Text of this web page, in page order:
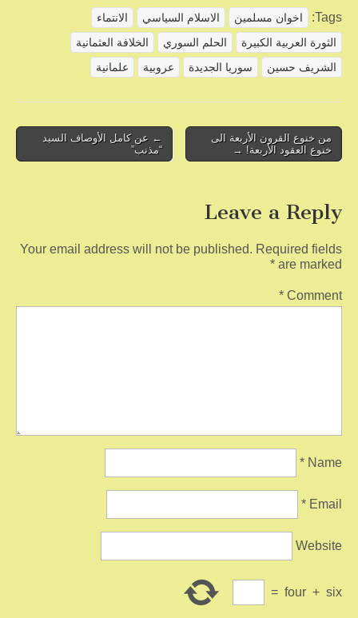
c
e
b
k
tt
er
ail
ar
e
Tags: اخوان مسلمين الاسلام السياسي
الانتماء
الثورة العربية الكبيرة
الحلم السوري
الخلافة العثمانية
الشريف حسين
سوريا الجديدة عروبية علمانية
Post
navigation
← عن كامل الأوصاف السيد
“مذنب”
من خنوع القرون الأربعة الى
خنوع العقود الأربعة! →
Leave a Reply
Your email address will not be published. Required fields
are marked
*
Comment
*
Name
*
Email
*
Website
six
+
four
=